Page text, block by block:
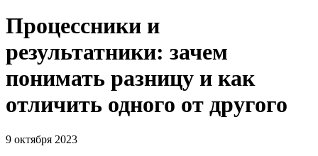
Процессники и
результатники: зачем
понимать разницу и как
отличить одного от другого
9 октября 2023